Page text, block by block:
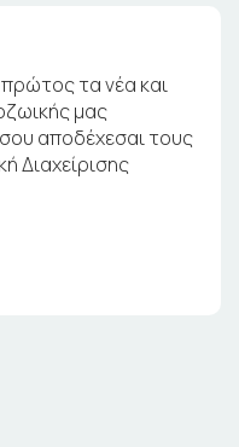
τα νέα και
μας
αποδέχεσαι τους
Διαχείρισης